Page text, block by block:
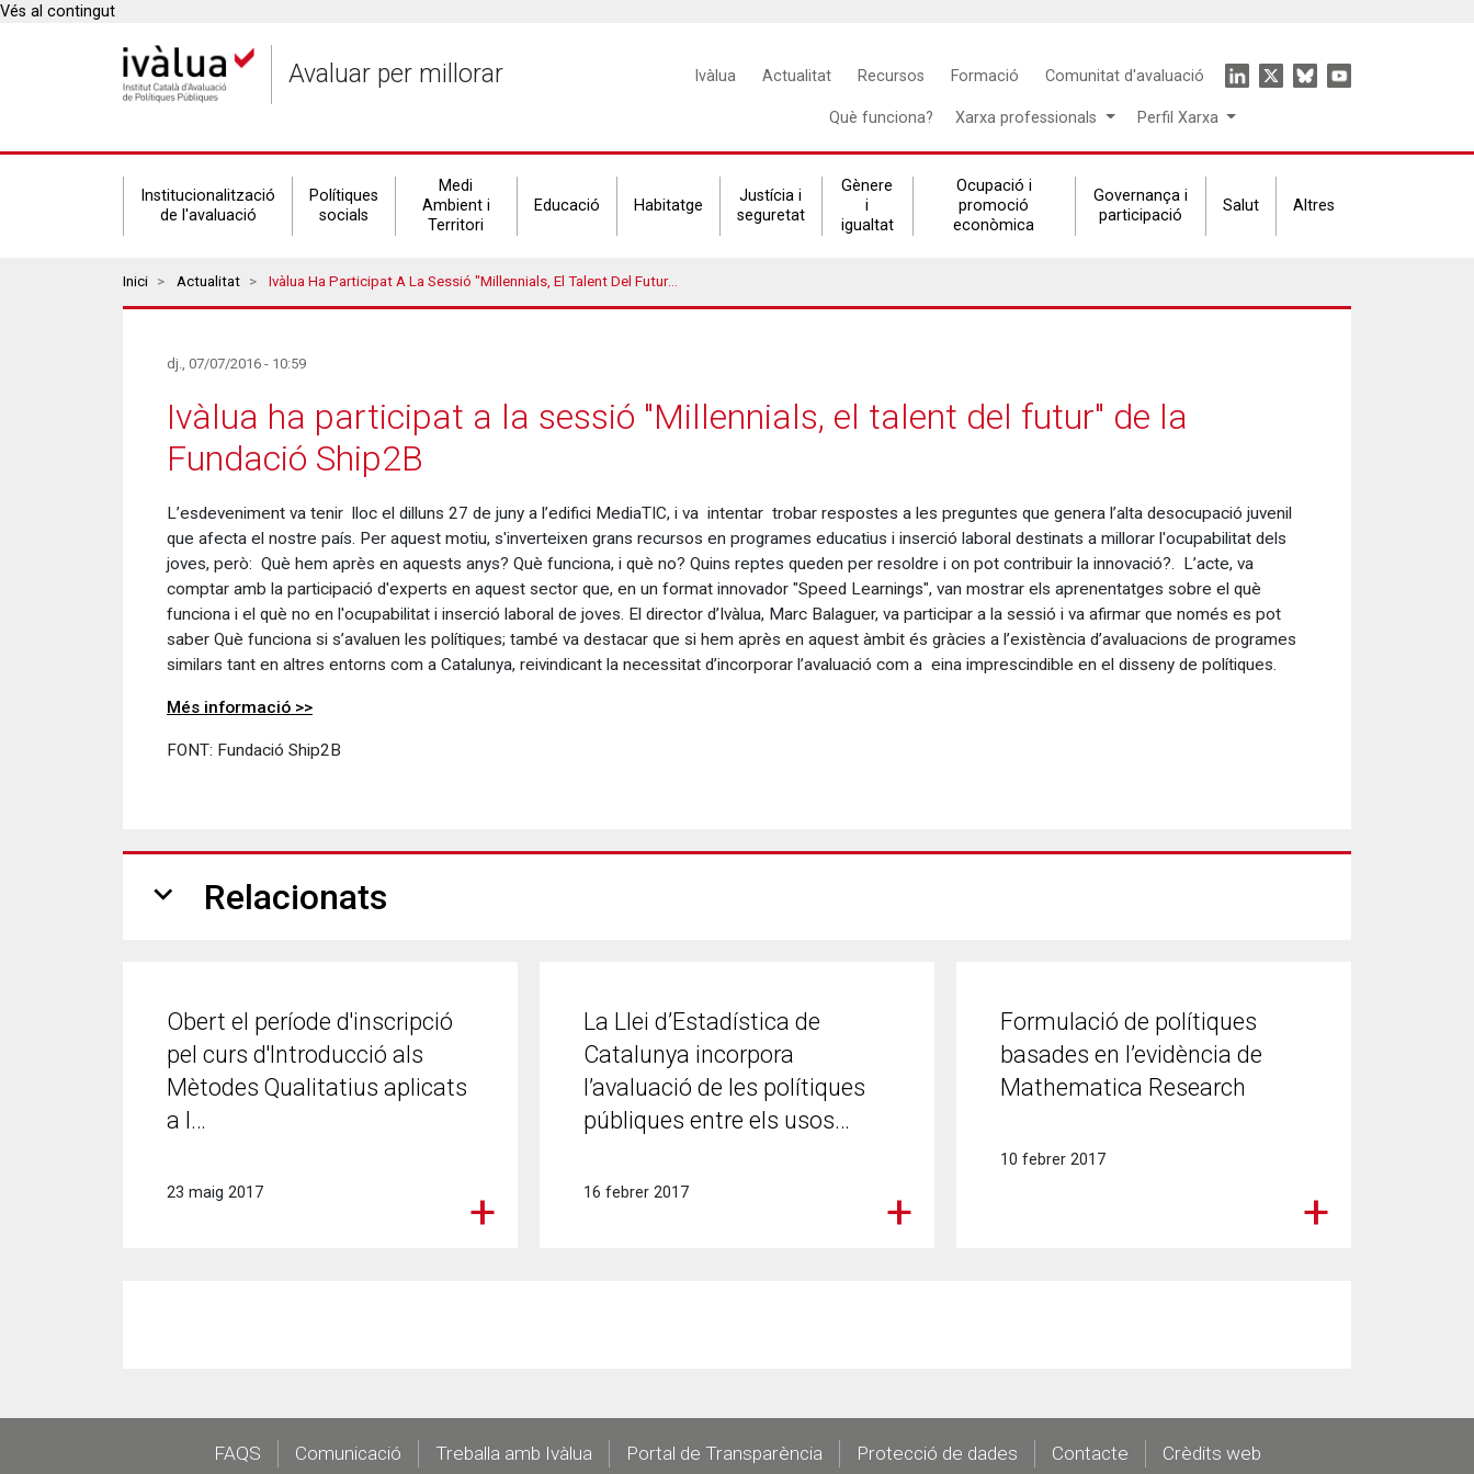
Vés al contingut
Avaluar per millorar
Main
navigation
Ivàlua Actualitat Recursos Formació Comunitat d'avaluació
Icon
menu
Què funciona? Xarxa professionals Perfil Xarxa
Secondary
navigation
Institucionalització
de l'avaluació
Polítiques
socials
Medi
Ambient i
Territori
Educació Habitatge
Justícia i
seguretat
Gènere
i
igualtat
Ocupació i
promoció
econòmica
Governança i
participació
Salut Altres
Breadcrumbs
Inici Actualitat Ivàlua Ha Participat A La Sessió "Millennials, El Talent Del Futur" De La Fundació Ship2B
dj., 07/07/2016 - 10:59
Ivàlua ha participat a la sessió "Millennials, el talent del futur" de la
Fundació Ship2B
L’esdeveniment va tenir lloc el dilluns 27 de juny a l’edifici MediaTIC, i va intentar trobar respostes a les preguntes que genera l’alta desocupació juvenil
que afecta el nostre país. Per aquest motiu, s'inverteixen grans recursos en programes educatius i inserció laboral destinats a millorar l'ocupabilitat dels
joves, però: Què hem après en aquests anys? Què funciona, i què no? Quins reptes queden per resoldre i on pot contribuir la innovació?. L’acte, va
comptar amb la participació d'experts en aquest sector que, en un format innovador "Speed Learnings", van mostrar els aprenentatges sobre el què
funciona i el què no en l'ocupabilitat i inserció laboral de joves. El director d’Ivàlua, Marc Balaguer, va participar a la sessió i va afirmar que només es pot
saber Què funciona si s’avaluen les polítiques; també va destacar que si hem après en aquest àmbit és gràcies a l’existència d’avaluacions de programes
similars tant en altres entorns com a Catalunya, reivindicant la necessitat d’incorporar l’avaluació com a eina imprescindible en el disseny de polítiques.
Més informació >>
FONT: Fundació Ship2B
expand_more Relacionats
Obert el període d'inscripció
pel curs d'Introducció als
Mètodes Qualitatius aplicats
a l…
23 maig 2017
La Llei d’Estadística de
Catalunya incorpora
l’avaluació de les polítiques
públiques entre els usos…
16 febrer 2017
Formulació de polítiques
basades en l’evidència de
Mathematica Research
10 febrer 2017
FooterFAQS Comunicació Treballa amb Ivàlua Portal de Transparència Protecció de dades Contacte Crèdits web